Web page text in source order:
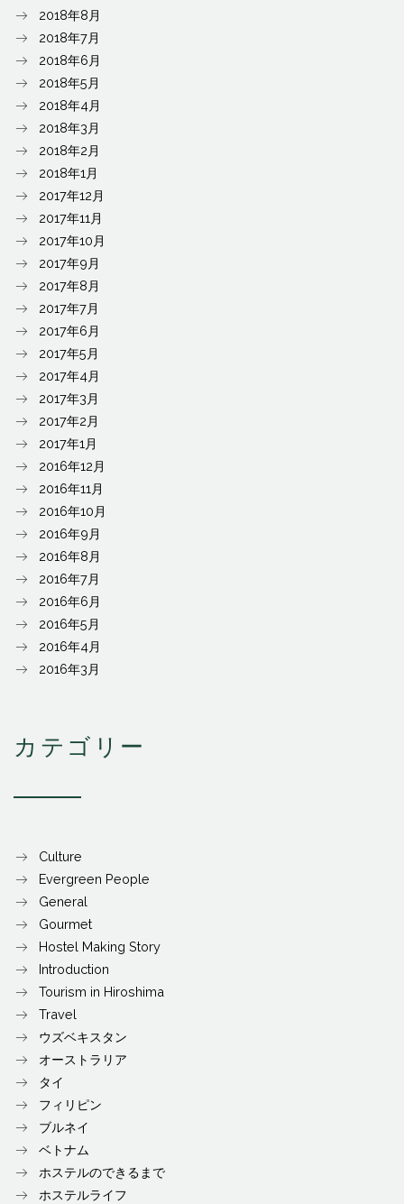
2018年8月
2018年7月
2018年6月
2018年5月
2018年4月
2018年3月
2018年2月
2018年1月
2017年12月
2017年11月
2017年10月
2017年9月
2017年8月
2017年7月
2017年6月
2017年5月
2017年4月
2017年3月
2017年2月
2017年1月
2016年12月
2016年11月
2016年10月
2016年9月
2016年8月
2016年7月
2016年6月
2016年5月
2016年4月
2016年3月
カテゴリー
Culture
Evergreen People
General
Gourmet
Hostel Making Story
Introduction
Tourism in Hiroshima
Travel
ウズベキスタン
オーストラリア
タイ
フィリピン
ブルネイ
ベトナム
ホステルのできるまで
ホステルライフ